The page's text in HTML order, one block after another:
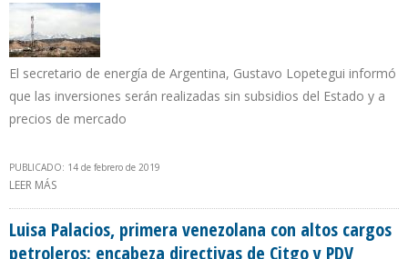
El secretario de energía de Argentina, Gustavo Lopetegui informó
que las inversiones serán realizadas sin subsidios del Estado y a
precios de mercado
PUBLICADO: 14 de febrero de 2019
LEER MÁS
Luisa Palacios, primera venezolana con altos cargos
petroleros: encabeza directivas de Citgo y PDV